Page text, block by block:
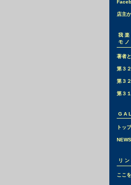
店主
我
モ
著者
第３
第３
第３
トッ
NEWS
リ
ここ